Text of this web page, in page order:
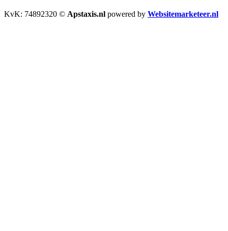
KvK: 74892320 © Apstaxis.nl powered by Websitemarketeer.nl